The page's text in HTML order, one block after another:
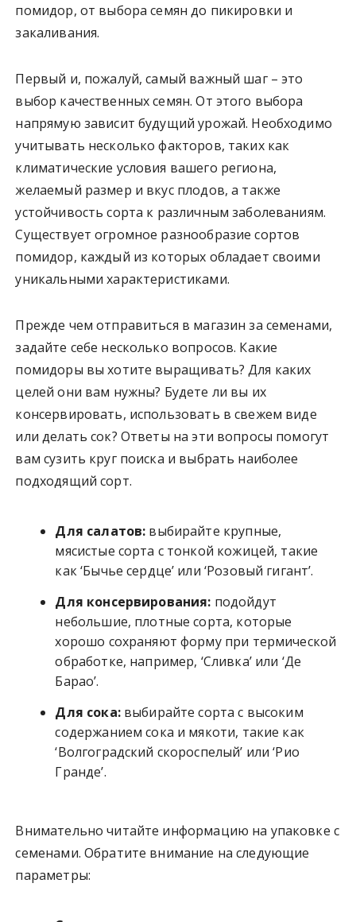
помидор, от выбора семян до пикировки и
закаливания.
Первый и, пожалуй, самый важный шаг – это
выбор качественных семян. От этого выбора
напрямую зависит будущий урожай. Необходимо
учитывать несколько факторов, таких как
климатические условия вашего региона,
желаемый размер и вкус плодов, а также
устойчивость сорта к различным заболеваниям.
Существует огромное разнообразие сортов
помидор, каждый из которых обладает своими
уникальными характеристиками.
Прежде чем отправиться в магазин за семенами,
задайте себе несколько вопросов. Какие
помидоры вы хотите выращивать? Для каких
целей они вам нужны? Будете ли вы их
консервировать, использовать в свежем виде
или делать сок? Ответы на эти вопросы помогут
вам сузить круг поиска и выбрать наиболее
подходящий сорт.
Для салатов: выбирайте крупные,
мясистые сорта с тонкой кожицей, такие
как ‘Бычье сердце’ или ‘Розовый гигант’.
Для консервирования: подойдут
небольшие, плотные сорта, которые
хорошо сохраняют форму при термической
обработке, например, ‘Сливка’ или ‘Де
Барао’.
Для сока:выбирайте сорта с высоким
содержанием сока и мякоти, такие как
‘Волгоградский скороспелый’ или ‘Рио
Гранде’.
Внимательно читайте информацию на упаковке с
семенами. Обратите внимание на следующие
параметры: